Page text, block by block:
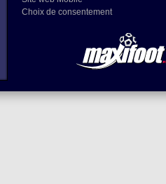
Choix de consentement